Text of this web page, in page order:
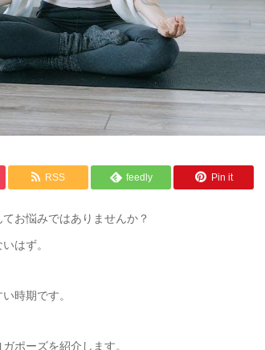
RSS feedly Pin it
お悩みではありませんか？
はず。
時期です。
ポーズを紹介します。